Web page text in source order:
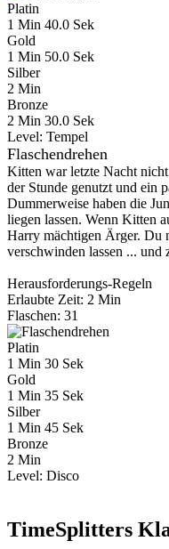
Platin
1 Min 40.0 Sek
Gold
1 Min 50.0 Sek
Silber
2 Min
Bronze
2 Min 30.0 Sek
Level: Tempel
Flaschendrehen
Kitten war letzte Nacht
der Stunde genutzt und ein
Dummerweise haben die
liegen lassen. Wenn Kitten
Harry mächtigen Ärger. Du
verschwinden lassen ... und
Herausforderungs-Regeln
Erlaubte Zeit: 2 Min
Flaschen: 31
Platin
1 Min 30 Sek
Gold
1 Min 35 Sek
Silber
1 Min 45 Sek
Bronze
2 Min
Level: Disco
TimeSplitters